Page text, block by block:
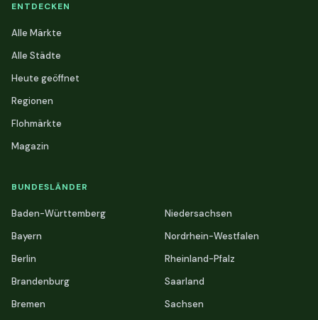
ENTDECKEN
Alle Märkte
Alle Städte
Heute geöffnet
Regionen
Flohmärkte
Magazin
BUNDESLÄNDER
Baden-Württemberg
Bayern
Berlin
Brandenburg
Bremen
Niedersachsen
Nordrhein-Westfalen
Rheinland-Pfalz
Saarland
Sachsen